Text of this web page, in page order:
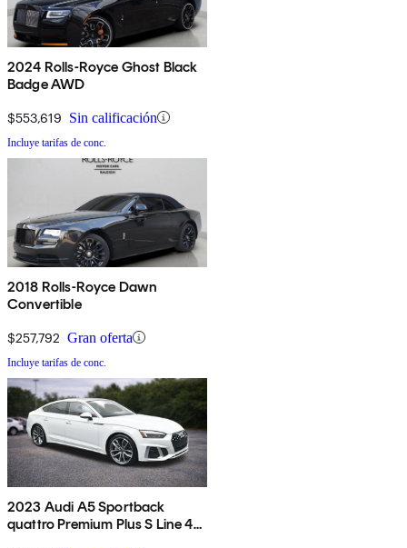
2024 Rolls-Royce Ghost Black
Badge AWD
$553,619 Sin calificación
Incluye tarifas de conc.
2018 Rolls-Royce Dawn
Convertible
$257,792 Gran oferta
Incluye tarifas de conc.
2023 Audi A5 Sportback
quattro Premium Plus S Line 45